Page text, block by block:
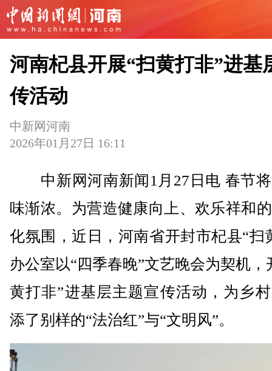
河南杞县开展“扫黄打非”进基
传活动
中新网河南
2026年01月27日 16:11
中新网河南新闻1月27日电 春节将
味渐浓。为营造健康向上、欢乐祥和
化氛围，近日，河南省开封市杞县“扫
办公室以“四季春晚”文艺晚会为契机，
黄打非”进基层主题宣传活动，为乡
添了别样的“法治红”与“文明风”。